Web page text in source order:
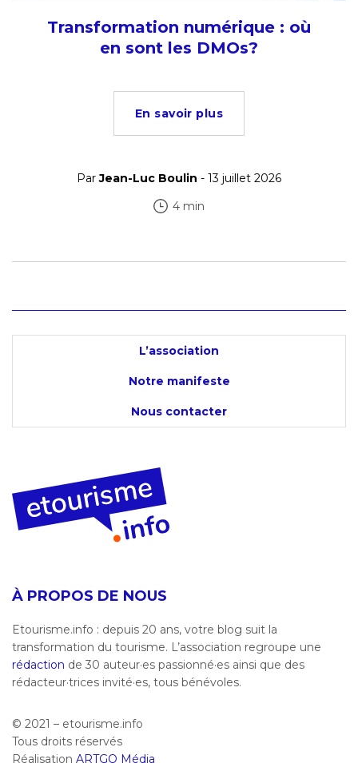
Transformation numérique : où
en sont les DMOs?
En savoir plus
ParJean-Luc Boulin - 13 juillet 2026
4 min
L’association
Notre manifeste
Nous contacter
À PROPOS DE NOUS
Etourisme.info : depuis 20 ans, votre blog suit la
transformation du tourisme. L’association regroupe une
rédaction de 30 auteur·es passionné·es ainsi que des
rédacteur·trices invité·es, tous bénévoles.
© 2021 – etourisme.info
Tous droits réservés
Réalisation ARTGO Média